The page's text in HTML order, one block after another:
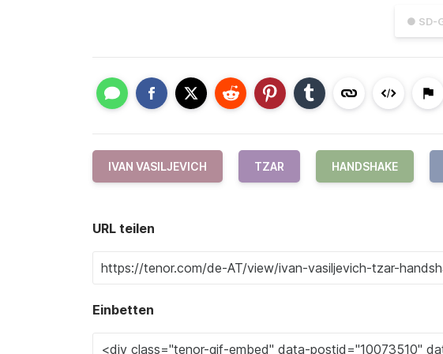
● SD-
IVAN VASILJEVICH TZAR HANDSHAKE
URL teilen
Einbetten